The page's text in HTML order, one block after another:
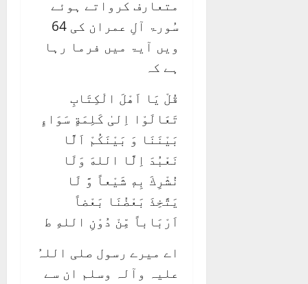
متعارف کرواتے ہوئے
سُورۃ آلِ عمران کی 64
ویں آیۃ میں فرما رہا
ہے کہ
قُلْ يَا اَھْلَ الْكِتَابِ
تَعَالَوْا اِلیٰ كَلِمَةٍ سَوَاءٍ
بَيْنَنَا وَ بَيْنَكُمْ اَلَّا
نَعْبُدَ اِلَّا اللهَ وَلَا
نُشْرِكَ بِهٖ شَيْعاً وَّ لَا
يَتَّخِذَ بَعْضُنَا بَعْضاً
اَرْبَاباً مِّنْ دُوْنِ اللهِ ط
اے میرے رسول صلی اللہُ
علیہ وآلہ وسلم ان سے